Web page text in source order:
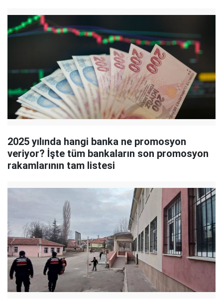
2025 yılında hangi banka ne promosyon
veriyor? İşte tüm bankaların son promosyon
rakamlarının tam listesi